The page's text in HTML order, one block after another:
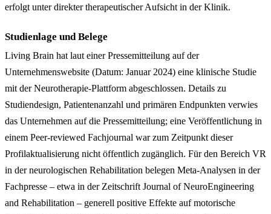
erfolgt unter direkter therapeutischer Aufsicht in der Klinik.
Studienlage und Belege
Living Brain hat laut einer Pressemitteilung auf der
Unternehmenswebsite (Datum: Januar 2024) eine klinische Studie
mit der Neurotherapie-Plattform abgeschlossen. Details zu
Studiendesign, Patientenanzahl und primären Endpunkten verwies
das Unternehmen auf die Pressemitteilung; eine Veröffentlichung in
einem Peer-reviewed Fachjournal war zum Zeitpunkt dieser
Profilaktualisierung nicht öffentlich zugänglich. Für den Bereich VR
in der neurologischen Rehabilitation belegen Meta-Analysen in der
Fachpresse – etwa in der Zeitschrift Journal of NeuroEngineering
and Rehabilitation – generell positive Effekte auf motorische